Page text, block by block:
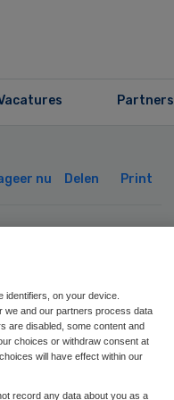
Partners
nu Delen Print
op
on your device.
we and our partners process data
are disabled, some content and
choices or withdraw consent at
will have effect within our
record any data about you as a